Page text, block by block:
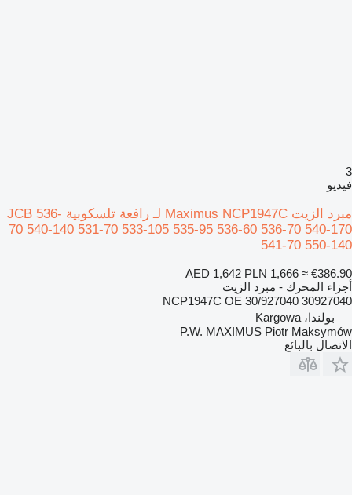
3
فيديو
مبرد الزيت Maximus NCP1947C لـ رافعة تلسكوبية JCB 536-
70 540-140 531-70 533-105 535-95 536-60 536-70 540-170
541-70 550-140
AED 1,642 PLN 1,666 ≈ €386.90
أجزاء المحرك - مبرد الزيت
NCP1947C OE 30/927040 30927040
بولندا، Kargowa
P.W. MAXIMUS Piotr Maksymów
الاتصال بالبائع